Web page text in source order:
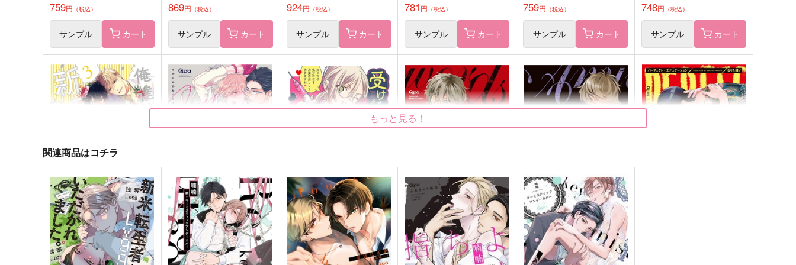
759円 （税込）
サンプル カート
869円 （税込）
サンプル カート
924円 （税込）
サンプル カート
781 円 （税込）
サンプル カート
759円 （税込）
サンプル カート
748円 （税込）
サンプル カート
俺達は新婚さんかもしれな
い 3
竹書房
ルカくんのセックスマネジメ
ント
竹書房
受けちゃんクリニック～次の
受けちゃんどう
竹書房
ANYWORDS 下
竹書房
803円（税込）
ANYWORDS 上
竹書房
803円（税込）
もっと見る！
関連商品はコチラ